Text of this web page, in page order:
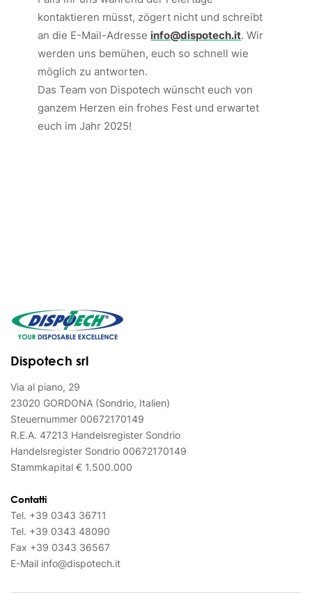
kontaktieren müsst, zögert nicht und schreibt
an die E-Mail-Adresse info@dispotech.it. Wir
werden uns bemühen, euch so schnell wie
möglich zu antworten.
Das Team von Dispotech wünscht euch von
ganzem Herzen ein frohes Fest und erwartet
euch im Jahr 2025!
Dispotech srl
Via al piano, 29
23020 GORDONA (Sondrio, Italien)
Steuernummer 00672170149
R.E.A. 47213 Handelsregister Sondrio
Handelsregister Sondrio 00672170149
Stammkapital € 1.500.000
Contatti
Tel. +39 0343 36711
Tel. +39 0343 48090
Fax +39 0343 36567
E-Mail info@dispotech.it